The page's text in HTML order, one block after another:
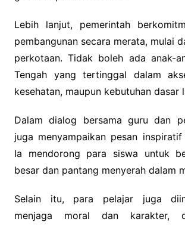
Lebih lanjut, pemerintah
pembangunan secara merata, mulai
perkotaan. Tidak boleh ada anak-
Tengah yang tertinggal dalam
kesehatan, maupun kebutuhan dasar
Dalam dialog bersama guru dan
juga menyampaikan pesan inspiratif
Ia mendorong para siswa untuk
besar dan pantang menyerah dalam
Selain itu, para pelajar juga
menjaga moral dan karakter,